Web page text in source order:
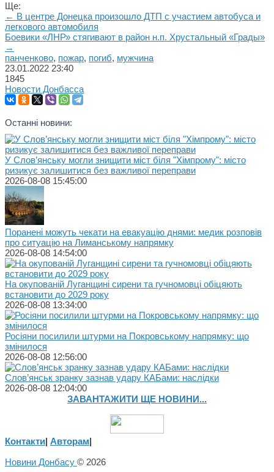
Ще:
← В центре Донецка произошло ДТП с участием автобуса и
легкового автомобиля
Боевики «ЛНР» стягивают в район н.п. Хрустальный «Грады»
→
панченково, пожар, погиб, мужчина
23.01.2022 23:40
1845
Новости Донбасса
Останні новини:
У Слов’янську могли знищити міст біля "Хімпрому": місто
ризикує залишитися без важливої переправи
2026-08-08 15:45:00
Поранені можуть чекати на евакуацію днями: медик розповів
про ситуацію на Лиманському напрямку
2026-08-08 14:54:00
На окупованій Луганщині сирени та гучномовці обіцяють
встановити до 2029 року
2026-08-08 13:34:00
Росіяни посилили штурми на Покровському напрямку: що
змінилося
2026-08-08 12:56:00
Слов’янськ зранку зазнав удару КАБами: наслідки
2026-08-08 12:04:00
ЗАВАНТАЖИТИ ЩЕ НОВИНИ...
Контакти| Авторам|
Новини Донбасу © 2026